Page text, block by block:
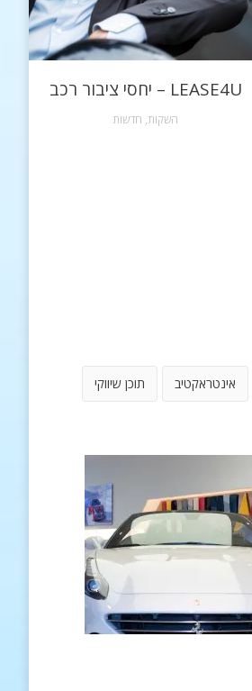
LEASE4U – יחסי ציבור רכב
השקות, חדשות
אינטראקטיב תוכן שיווקי